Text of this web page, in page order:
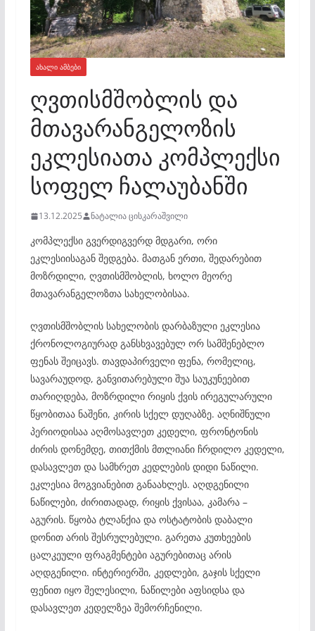
ᲐᲮᲐᲚᲘ ᲐᲛᲑᲔᲑᲘ
ღვთისმშობლის და
მთავარანგელოზის
ეკლესიათა კომპლექსი
სოფელ ჩალაუბანში
13.12.2025 ნატალია ცისკარაშვილი
კომპლექსი გვერდიგვერდ მდგარი, ორი
ეკლესიისაგან შედგება. მათგან ერთი, შედარებით
მოზრდილი, ღვთისმშობლის, ხოლო მეორე
მთავარანგელოზთა სახელობისაა.
ღვთისმშობლის სახელობის დარბაზული ეკლესია
ქრონოლოგიურად განსხვავებულ ორ სამშენებლო
ფენას შეიცავს. თავდაპირველი ფენა, რომელიც,
სავარაუდოდ, განვითარებული შუა საუკუნეებით
თარიღდება, მოზრდილი რიყის ქვის ირეგულარული
წყობითაა ნაშენი, კირის სქელ დუღაბზე. აღნიშნული
პერიოდისაა აღმოსავლეთ კედელი, ფრონტონის
ძირის დონემდე, თითქმის მთლიანი ჩრდილო კედელი,
დასავლეთ და სამხრეთ კედლების დიდი ნაწილი.
ეკლესია მოგვიანებით განაახლეს. აღდგენილი
ნაწილები, ძირითადად, რიყის ქვისაა, კამარა –
აგურის. წყობა ტლანქია და ოსტატობის დაბალი
დონით არის შესრულებული. გარეთა კუთხეების
ცალკეული ფრაგმენტები აგურებითაც არის
აღდგენილი. ინტერიერში, კედლები, გაჯის სქელი
ფენით იყო შელესილი, ნაწილები აფსიდსა და
დასავლეთ კედელზეა შემორჩენილი.